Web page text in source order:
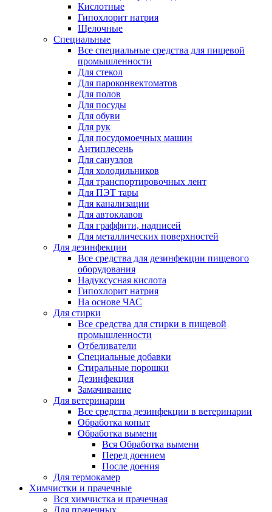
Кислотные
Гипохлорит натрия
Щелочные
Специальные
Все специальные средства для пищевой
промышленности
Для стекол
Для пароконвектоматов
Для полов
Для посуды
Для обуви
Для рук
Для посудомоечных машин
Антиплесень
Для санузлов
Для холодильников
Для транспортировочных лент
Для ПЭТ тары
Для канализации
Для автоклавов
Для граффити, надписей
Для металлических поверхностей
Для дезинфекции
Все средства для дезинфекции пищевого
оборудования
Надуксусная кислота
Гипохлорит натрия
На основе ЧАС
Для стирки
Все средства для стирки в пищевой
промышленности
Отбеливатели
Специальные добавки
Стиральные порошки
Дезинфекция
Замачивание
Для ветеринарии
Все средства дезинфекции в ветеринарии
Обработка копыт
Обработка вымени
Вся Обработка вымени
Перед доением
После доения
Для термокамер
Химчистки и прачечные
Вся химчистка и прачечная
Для прачечных